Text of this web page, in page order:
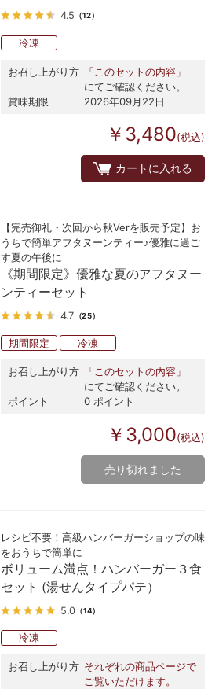
4.5 （12）
冷凍
お召し上がり方
「このセットの内容」
にてご確認ください。
賞味期限
2026年09月22日
￥3,480(税込)
カートに入れる
【完売御礼・次回から秋Verを販売予定】お
うちで簡単アフタヌーンティー♪優雅に過ご
す夏の午後に
《期間限定》優雅な夏のアフタヌー
ンティーセット
4.7 （25）
期間限定 冷凍
お召し上がり方
「このセットの内容」
にてご確認ください。
ポイント
0 ポイント
￥3,000(税込)
売り切れました
レシピ不要！高級ハンバーガーショップの味
をおうちで簡単に
ボリューム満点！ハンバーガー３食
セット (湯せんタイプパテ）
5.0 （14）
冷凍
お召し上がり方 それぞれの商品ページで
ご覧いただけます。